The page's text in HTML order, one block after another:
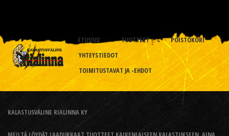
ETUSIVU TUOTTEET
POISTOKORI
YHTEYSTIEDOT
TOIMITUSTAVAT JA -EHDOT
KALASTUSVÄLINE RIALINNA KY